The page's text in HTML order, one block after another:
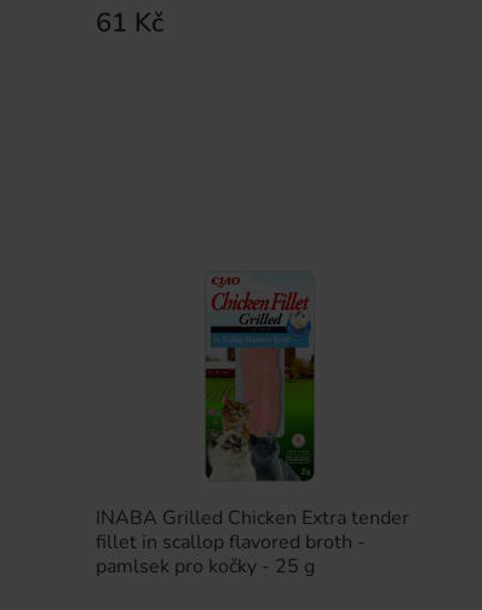
61 Kč
INABA Grilled Chicken Extra tender
fillet in scallop flavored broth -
pamlsek pro kočky - 25 g